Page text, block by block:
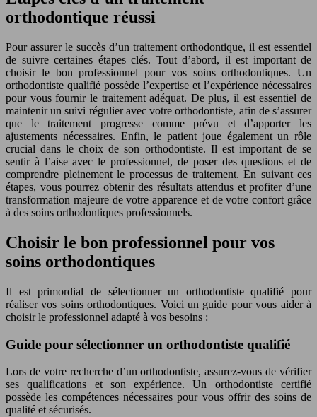
orthodontique réussi
Pour assurer le succès d’un traitement orthodontique, il est essentiel
de suivre certaines étapes clés. Tout d’abord, il est important de
choisir le bon professionnel pour vos soins orthodontiques. Un
orthodontiste qualifié possède l’expertise et l’expérience nécessaires
pour vous fournir le traitement adéquat. De plus, il est essentiel de
maintenir un suivi régulier avec votre orthodontiste, afin de s’assurer
que le traitement progresse comme prévu et d’apporter les
ajustements nécessaires. Enfin, le patient joue également un rôle
crucial dans le choix de son orthodontiste. Il est important de se
sentir à l’aise avec le professionnel, de poser des questions et de
comprendre pleinement le processus de traitement. En suivant ces
étapes, vous pourrez obtenir des résultats attendus et profiter d’une
transformation majeure de votre apparence et de votre confort grâce
à des soins orthodontiques professionnels.
Choisir le bon professionnel pour vos
soins orthodontiques
Il est primordial de sélectionner un orthodontiste qualifié pour
réaliser vos soins orthodontiques. Voici un guide pour vous aider à
choisir le professionnel adapté à vos besoins :
Guide pour sélectionner un orthodontiste qualifié
Lors de votre recherche d’un orthodontiste, assurez-vous de vérifier
ses qualifications et son expérience. Un orthodontiste certifié
possède les compétences nécessaires pour vous offrir des soins de
qualité et sécurisés.